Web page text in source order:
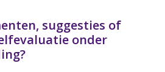
suggesties of
onder